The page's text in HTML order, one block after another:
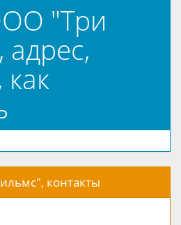
"Три
контакты